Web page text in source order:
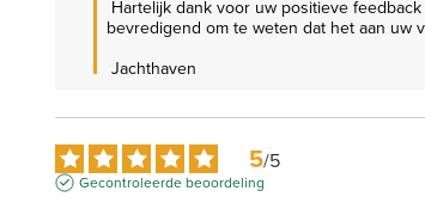
bevredigend om te weten dat het aan uw
Jachthaven
5/5
Gecontroleerde beoordeling